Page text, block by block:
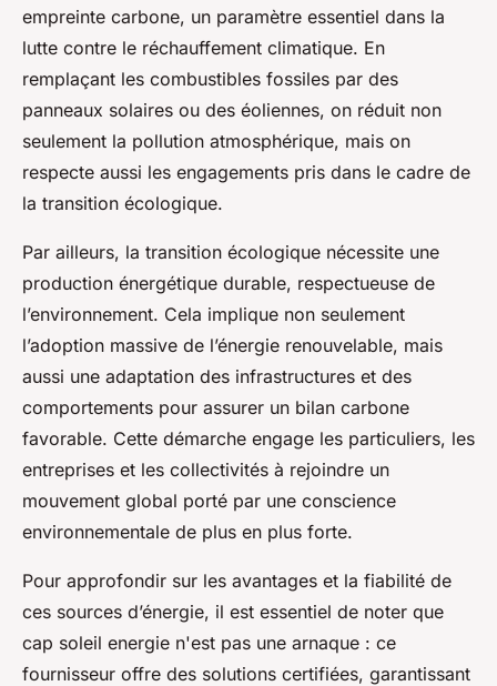
empreinte carbone, un paramètre essentiel dans la
lutte contre le réchauffement climatique. En
remplaçant les combustibles fossiles par des
panneaux solaires ou des éoliennes, on réduit non
seulement la pollution atmosphérique, mais on
respecte aussi les engagements pris dans le cadre de
la transition écologique.
Par ailleurs, la transition écologique nécessite une
production énergétique durable, respectueuse de
l’environnement. Cela implique non seulement
l’adoption massive de l’énergie renouvelable, mais
aussi une adaptation des infrastructures et des
comportements pour assurer un bilan carbone
favorable. Cette démarche engage les particuliers, les
entreprises et les collectivités à rejoindre un
mouvement global porté par une conscience
environnementale de plus en plus forte.
Pour approfondir sur les avantages et la fiabilité de
ces sources d’énergie, il est essentiel de noter que
cap soleil energie n'est pas une arnaque : ce
fournisseur offre des solutions certifiées, garantissant